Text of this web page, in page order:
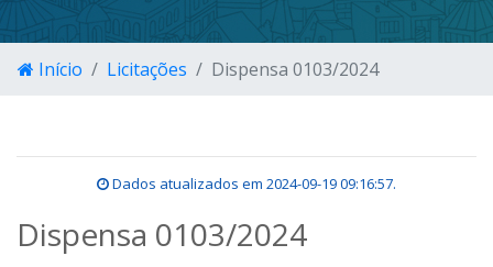
Início Licitações Dispensa 0103/2024
Dados atualizados em 2024-09-19 09:16:57.
Dispensa 0103/2024